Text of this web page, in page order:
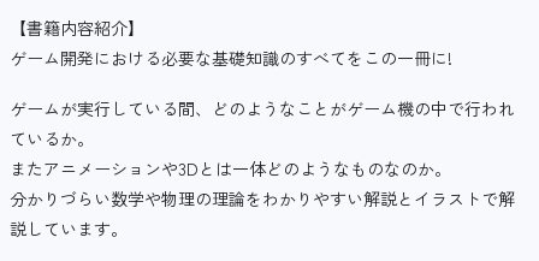
【書籍内容紹介】
ゲーム開発における必要な基礎知識のすべてをこの一冊に!
ゲームが実行している間、どのようなことがゲーム機の中で行われ
ているか。
またアニメーションや3Dとは一体どのようなものなのか。
分かりづらい数学や物理の理論をわかりやすい解説とイラストで解
説しています。